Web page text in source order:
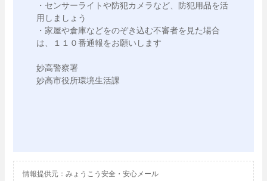
・センサーライトや防犯カメラなど、防犯用品を活
用しましょう
・家屋や倉庫などをのぞき込む不審者を見た場合
は、１１０番通報をお願いします
妙高警察署
情報提供元：みょうこう安全・安心メール